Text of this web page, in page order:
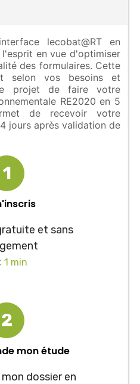
lecobat@RT en
l'esprit en vue d'optimiser
des formulaires. Cette
selon vos besoins et
projet de faire votre
RE2020 en 5
de recevoir votre
jours après validation de
1
et sans
1 min
2
mon étude
dossier en